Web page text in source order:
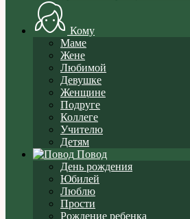
Кому
Маме
Жене
Любимой
Девушке
Женщине
Подруге
Коллеге
Учителю
Детям
Повод
День рождения
Юбилей
Люблю
Прости
Рождение ребенка